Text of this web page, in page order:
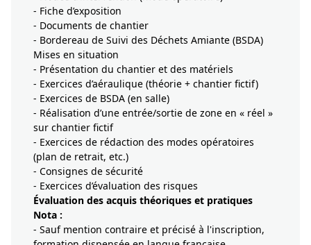
- Fiche d’exposition
- Documents de chantier
- Bordereau de Suivi des Déchets Amiante (BSDA)
Mises en situation
- Présentation du chantier et des matériels
- Exercices d’aéraulique (théorie + chantier fictif)
- Exercices de BSDA (en salle)
- Réalisation d’une entrée/sortie de zone en « réel »
sur chantier fictif
- Exercices de rédaction des modes opératoires
(plan de retrait, etc.)
- Consignes de sécurité
- Exercices d’évaluation des risques
Évaluation des acquis théoriques et pratiques
Nota :
- Sauf mention contraire et précisé à l'inscription,